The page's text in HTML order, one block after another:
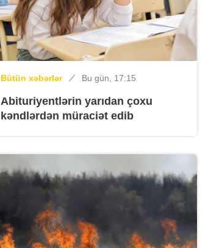
Bütün xəbərlər Bu gün, 17:15
Abituriyentlərin yarıdan çoxu
kəndlərdən müraciət edib